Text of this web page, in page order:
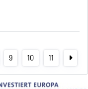
9 10 11